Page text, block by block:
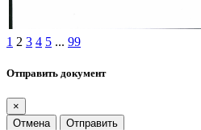
1 2 3 4 5 ... 99
Отправить документ
×
Отмена
Отправить